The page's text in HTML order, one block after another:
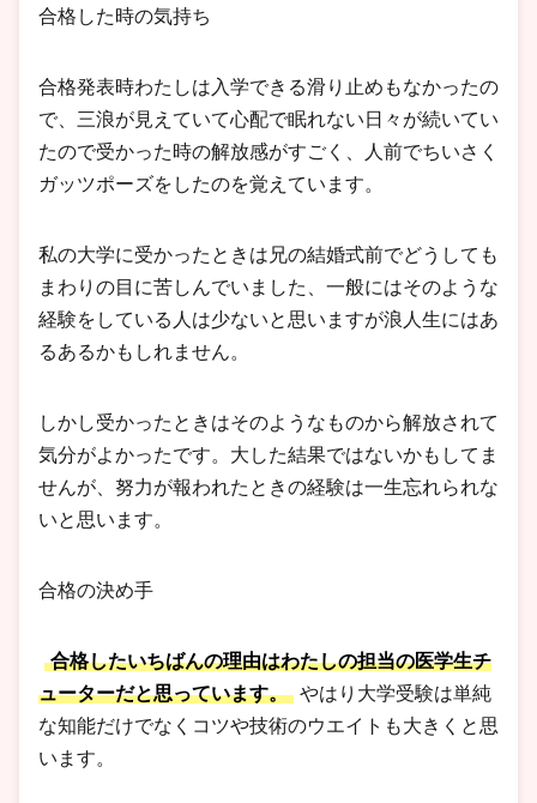
合格した時の気持ち
合格発表時わたしは入学できる滑り止めもなかったの
で、三浪が見えていて心配で眠れない日々が続いてい
たので受かった時の解放感がすごく、人前でちいさく
ガッツポーズをしたのを覚えています。
私の大学に受かったときは兄の結婚式前でどうしても
まわりの目に苦しんでいました、一般にはそのような
経験をしている人は少ないと思いますが浪人生にはあ
るあるかもしれません。
しかし受かったときはそのようなものから解放されて
気分がよかったです。大した結果ではないかもしてま
せんが、努力が報われたときの経験は一生忘れられな
いと思います。
合格の決め手
合格したいちばんの理由はわたしの担当の医学生チ
ューターだと思っています。 やはり大学受験は単純
な知能だけでなくコツや技術のウエイトも大きくと思
います。